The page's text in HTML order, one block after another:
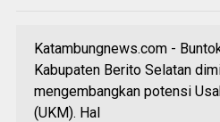
Katambungnews.com -
Kabupaten Berito Selatan
mengembangkan potensi
(UKM). Hal